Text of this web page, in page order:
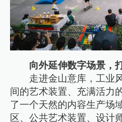
向外延伸数字场景，
走进金山意库，工业
间的艺术装置、充满活力
了一个天然的内容生产场
区、公共艺术装置、设计